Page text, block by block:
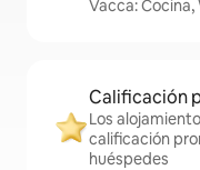
Vacca:
Calificación
Los
calificación
huéspedes